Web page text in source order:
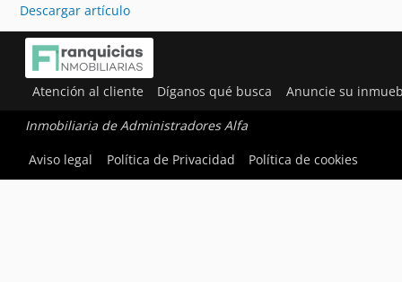
Descargar artículo
Atención al cliente Díganos qué busca Anuncie su
Inmobiliaria de Administradores Alfa
Aviso legal
Política de Privacidad Política de cookies